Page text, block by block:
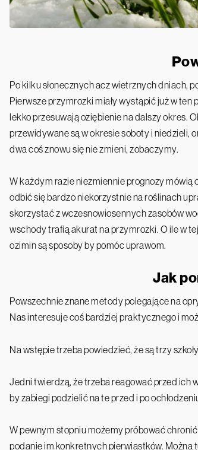
Po kilku słonecznych acz wietrznych dniach,
Pierwsze przymrozki miały wystąpić już w ten
lekko przesuwają oziębienie na dalszy okres.
przewidywane są w okresie soboty i niedzieli,
dwa coś znowu się nie zmieni, zobaczymy.
W każdym razie niezmiennie prognozy
odbić się bardzo niekorzystnie na roślinach
skorzystać z wczesnowiosennych zasobów
wschody trafią akurat na przymrozki. O ile w
ozimin są sposoby by pomóc uprawom.
Jak
Powszechnie znane metody polegające na
Nas interesuje coś bardziej praktycznego i
Na wstępie trzeba powiedzieć, że są trzy
Jedni twierdzą, że trzeba reagować przed ich
by zabiegi podzielić na te przed i po
W pewnym stopniu możemy próbować
podanie im konkretnych pierwiastków. Można